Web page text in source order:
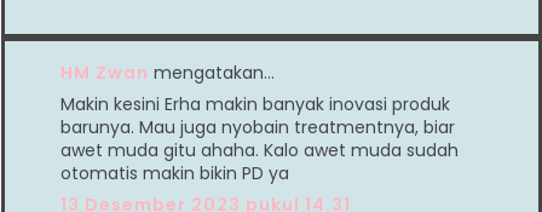
HM Zwan mengatakan…
Makin kesini Erha makin banyak inovasi produk
barunya. Mau juga nyobain treatmentnya, biar
awet muda gitu ahaha. Kalo awet muda sudah
otomatis makin bikin PD ya
13 Desember 2023 pukul 14.31